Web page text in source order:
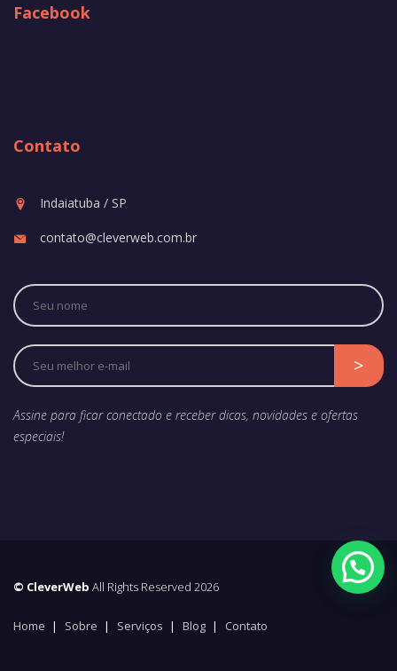
Facebook
Contato
Indaiatuba / SP
contato@cleverweb.com.br
Assine para ficar conectado e receber dicas, novidades e ofertas
especiais!
© CleverWeb All Rights Reserved 2026
Home Sobre Serviços Blog Contato